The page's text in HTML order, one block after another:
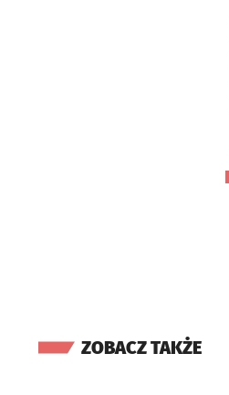
ZOBACZ TAKŻE